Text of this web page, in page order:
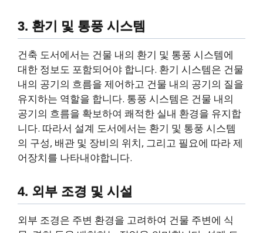
3. 환기 및 통풍 시스템
건축 도서에서는 건물 내의 환기 및 통풍 시스템에
대한 정보도 포함되어야 합니다. 환기 시스템은 건물
내의 공기의 흐름을 제어하고 건물 내의 공기의 질을
유지하는 역할을 합니다. 통풍 시스템은 건물 내의
공기의 흐름을 확보하여 쾌적한 실내 환경을 유지합
니다. 따라서 설계 도서에서는 환기 및 통풍 시스템
의 구성, 배관 및 장비의 위치, 그리고 필요에 따라 제
어장치를 나타내야합니다.
4. 외부 조경 및 시설
외부 조경은 주변 환경을 고려하여 건물 주변에 식